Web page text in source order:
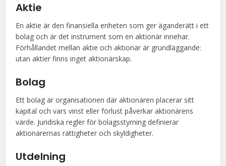
Aktie
En aktie är den finansiella enheten som ger äganderätt i ett
bolag och är det instrument som en aktionär innehar.
Förhållandet mellan aktie och aktionär är grundläggande:
utan aktier finns inget aktionärskap.
Bolag
Ett bolag är organisationen där aktionären placerar sitt
kapital och vars vinst eller förlust påverkar aktionärens
värde. Juridiska regler för bolagsstyrning definierar
aktionärernas rättigheter och skyldigheter.
Utdelning